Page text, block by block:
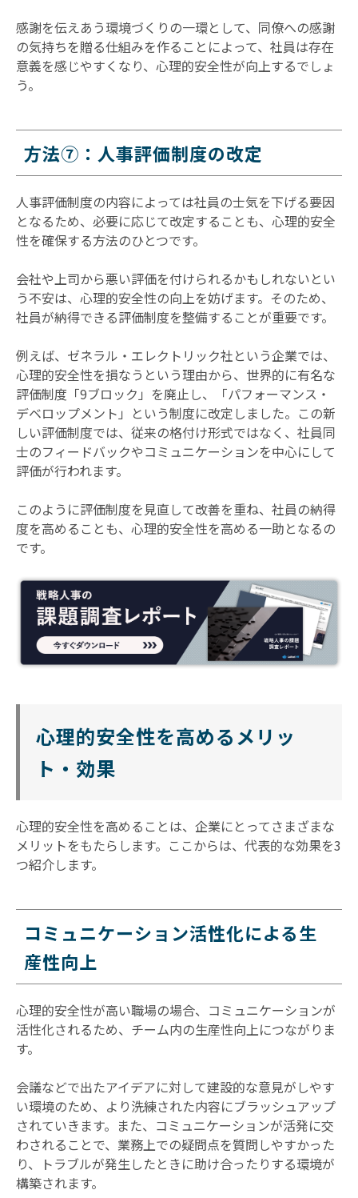
感謝を伝えあう環境づくりの一環として、同僚への感謝
の気持ちを贈る仕組みを作ることによって、社員は存在
意義を感じやすくなり、心理的安全性が向上するでしょ
う。
方法⑦：人事評価制度の改定
人事評価制度の内容によっては社員の士気を下げる要因
となるため、必要に応じて改定することも、心理的安全
性を確保する方法のひとつです。
会社や上司から悪い評価を付けられるかもしれないとい
う不安は、心理的安全性の向上を妨げます。そのため、
社員が納得できる評価制度を整備することが重要です。
例えば、ゼネラル・エレクトリック社という企業では、
心理的安全性を損なうという理由から、世界的に有名な
評価制度「9ブロック」を廃止し、「パフォーマンス・
デベロップメント」という制度に改定しました。この新
しい評価制度では、従来の格付け形式ではなく、社員同
士のフィードバックやコミュニケーションを中心にして
評価が行われます。
このように評価制度を見直して改善を重ね、社員の納得
度を高めることも、心理的安全性を高める一助となるの
です。
心理的安全性を高めるメリッ
ト・効果
心理的安全性を高めることは、企業にとってさまざまな
メリットをもたらします。ここからは、代表的な効果を3
つ紹介します。
コミュニケーション活性化による生
産性向上
心理的安全性が高い職場の場合、コミュニケーションが
活性化されるため、チーム内の生産性向上につながりま
す。
会議などで出たアイデアに対して建設的な意見がしやす
い環境のため、より洗練された内容にブラッシュアップ
されていきます。また、コミュニケーションが活発に交
わされることで、業務上での疑問点を質問しやすかった
り、トラブルが発生したときに助け合ったりする環境が
構築されます。